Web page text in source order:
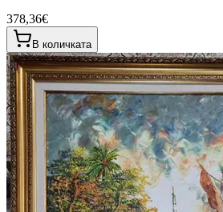
378,36€
В количката